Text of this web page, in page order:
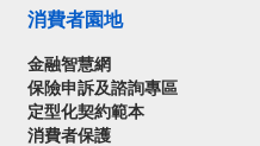
消費者園地
金融智慧網
保險申訴及諮詢專區
定型化契約範本
消費者保護